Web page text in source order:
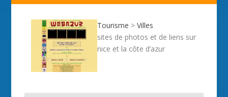
Tourisme >Villes
sites de photos et de liens sur
nice et la côte d’azur